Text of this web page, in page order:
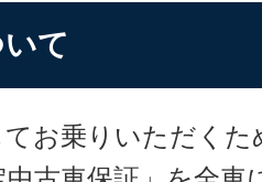
て
お乗りいただくた